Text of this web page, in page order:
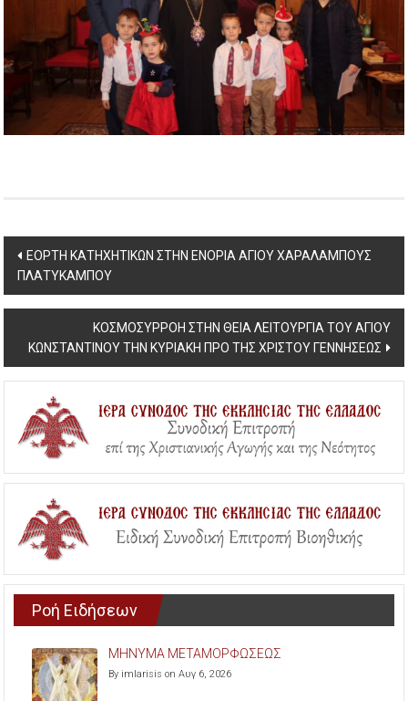
Post
navigation
ΕΟΡΤΗ ΚΑΤΗΧΗΤΙΚΩΝ ΣΤΗΝ ΕΝΟΡΙΑ ΑΓΙΟΥ ΧΑΡΑΛΑΜΠΟΥΣ
ΠΛΑΤΥΚΑΜΠΟΥ
ΚΟΣΜΟΣΥΡΡΟΗ ΣΤΗΝ ΘΕΙΑ ΛΕΙΤΟΥΡΓΙΑ ΤΟΥ ΑΓΙΟΥ
ΚΩΝΣΤΑΝΤΙΝΟΥ ΤΗΝ ΚΥΡΙΑΚΗ ΠΡΟ ΤΗΣ ΧΡΙΣΤΟΥ ΓΕΝΝΗΣΕΩΣ
Ροή Ειδήσεων
ΜΗΝΥΜΑ ΜΕΤΑΜΟΡΦΩΣΕΩΣ
By imlarisis on Αυγ 6, 2026